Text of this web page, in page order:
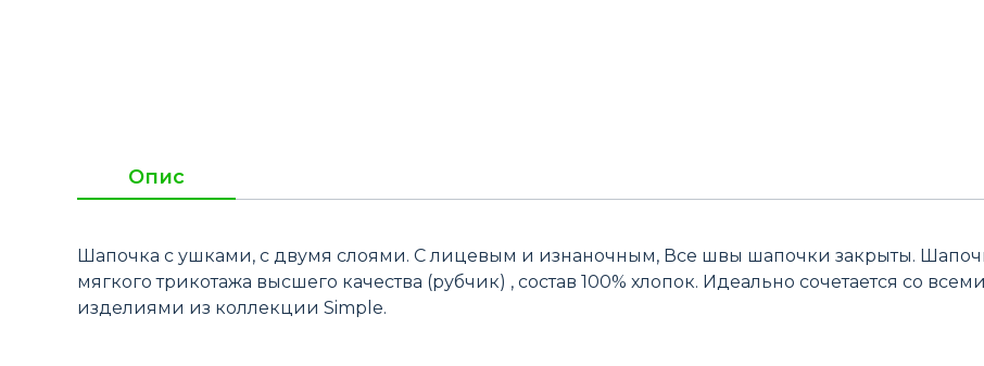
Опис
Шапочка с ушками, с двумя слоями. С лицевым и изнаночным, Все швы шапочки закрыты.
мягкого трикотажа высшего качества (рубчик) , состав 100% хлопок. Идеально сочетается со всеми
изделиями из коллекции Simple.